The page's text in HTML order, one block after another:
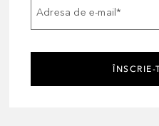
Adresa de e-mail*